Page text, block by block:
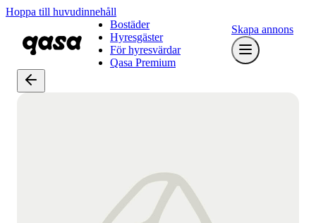
Hoppa till huvudinnehåll
Bostäder
Hyresgäster
För hyresvärdar
Qasa Premium
Skapa annons